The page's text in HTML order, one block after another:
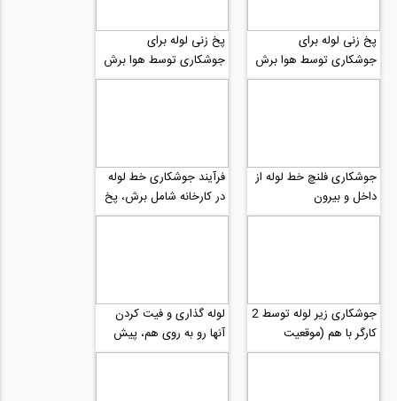
پخ زنی لوله برای
جوشکاری توسط هوا برش
(نمای دور)
پخ زنی لوله برای
جوشکاری توسط هوا برش
(نمای نزدیک)
جوشکاری فلنچ خط لوله از
داخل و بیرون
فرآیند جوشکاری خط لوله
در کارخانه شامل برش، پخ
زنی، پیش گرمایش،
جوشکاری زیر لوله توسط 2
کارگر با هم (موقعیت
جوشکاری سخت)
لوله گذاری و فیت کردن
آنها رو به روی هم، پیش
گرمایش و جوشکاری پاس